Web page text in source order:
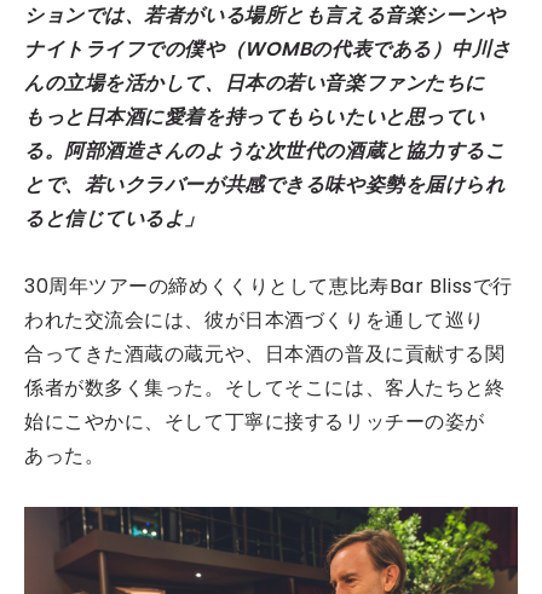
ションでは、若者がいる場所とも言える音楽シーンや
ナイトライフでの僕や（WOMBの代表である）中川さ
んの立場を活かして、日本の若い音楽ファンたちに
もっと日本酒に愛着を持ってもらいたいと思ってい
る。阿部酒造さんのような次世代の酒蔵と協力するこ
とで、若いクラバーが共感できる味や姿勢を届けられ
ると信じているよ」
30周年ツアーの締めくくりとして恵比寿Bar Blissで行
われた交流会には、彼が日本酒づくりを通して巡り
合ってきた酒蔵の蔵元や、日本酒の普及に貢献する関
係者が数多く集った。そしてそこには、客人たちと終
始にこやかに、そして丁寧に接するリッチーの姿が
あった。